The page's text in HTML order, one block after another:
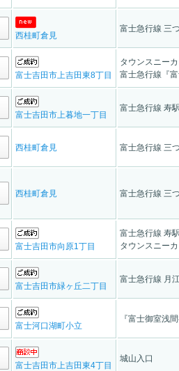
西桂町倉見
富士急行線 三
富士吉田市上吉田東8丁目
タウンスニー
富士急行線『
富士吉田市上暮地一丁目
富士急行線 寿
西桂町倉見 富士急行線 三
西桂町倉見 富士急行線 三
富士吉田市向原1丁目
富士急行線 寿
タウンスニー
富士吉田市緑ヶ丘二丁目
富士急行線 月
富士河口湖町小立
『富士御室浅
富士吉田市上吉田東4丁目
城山入口